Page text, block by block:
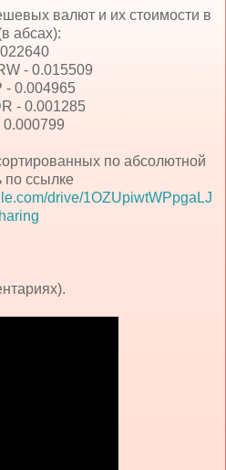
валют и их стоимости в
абсах):
- 0.015509
- 0.004965
- 0.001285
0.000799
по абсолютной
по ссылке
drive/1OZUpiwtWPpgaLJ